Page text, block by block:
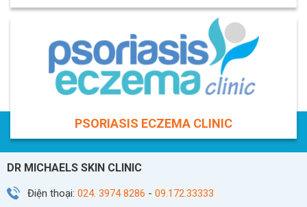
PSORIASIS ECZEMA CLINIC
DR MICHAELS SKIN CLINIC
Điện thoại: 024. 3974 8286 - 09.172.33333